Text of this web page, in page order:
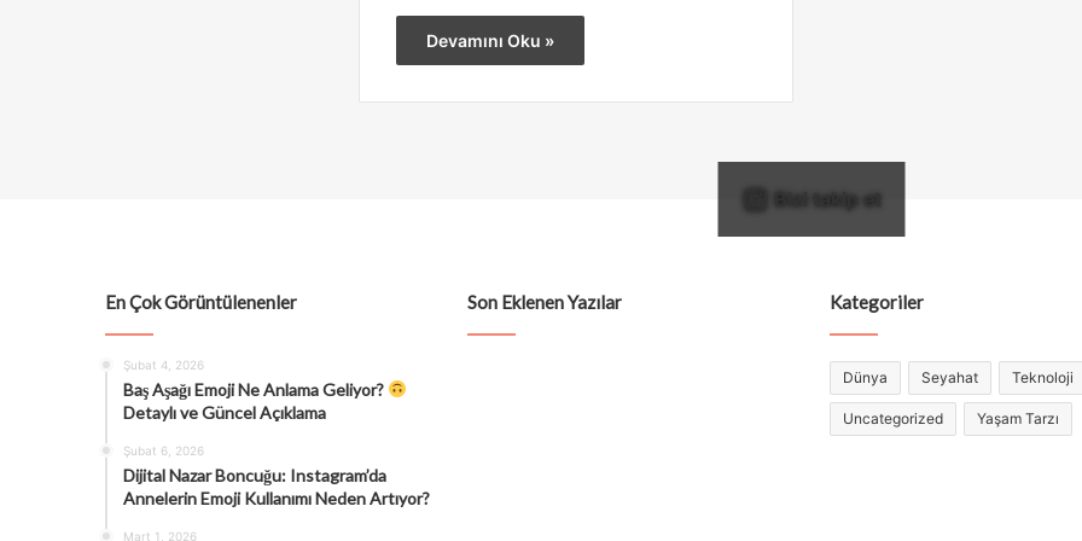
Devamını Oku »
Bizi takip et
En Çok Görüntülenenler
Şubat 4, 2026
Baş Aşağı Emoji Ne Anlama Geliyor?
Detaylı ve Güncel Açıklama
Şubat 6, 2026
Dijital Nazar Boncuğu: Instagram’da
Annelerin Emoji Kullanımı Neden Artıyor?
Mart 1, 2026
Son Eklenen Yazılar Kategoriler
Dünya Seyahat Teknoloji
Uncategorized Yaşam Tarzı